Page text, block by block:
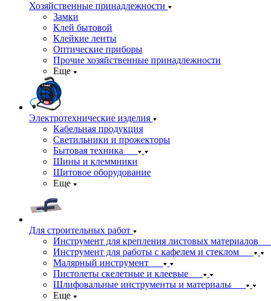
Хозяйственные принадлежности
Замки
Клей бытовой
Клейкие ленты
Оптические приборы
Прочие хозяйственные принадлежности
Еще
Электротехнические изделия
Кабельная продукция
Светильники и прожекторы
Бытовая техника
Шины и клеммники
Щитовое оборудование
Еще
Для строительных работ
Инструмент для крепления листовых материалов
Инструмент для работы с кафелем и стеклом
Малярный инструмент
Пистолеты скелетные и клеевые
Шлифовальные инструменты и материалы
Еще